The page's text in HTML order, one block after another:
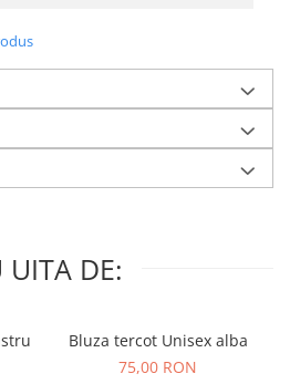
UITA DE:
Bluza tercot Unisex alba
75,00 RON